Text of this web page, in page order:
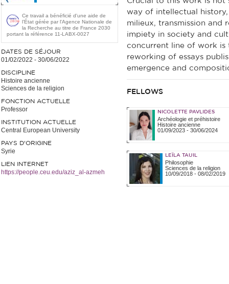
Ce travail a bénéficié d'une aide de
l’État gérée par l'Agence Nationale de
la Recherche au titre de France 2030
portant la référence 11-LABX-0027
DATES DE SÉJOUR
01/02/2022 - 30/06/2022
DISCIPLINE
Histoire ancienne
Sciences de la religion
FONCTION ACTUELLE
Professor
INSTITUTION ACTUELLE
Central European University
PAYS D'ORIGINE
Syrie
LIEN INTERNET
https://people.ceu.edu/aziz_al-azmeh
way of intellectual
milieux, transmission and
impiety in society and
concurrent line of work is
reworking of essays
emergence and
FELLOWS
NICOLETTE PAVLIDES
Archéologie et préhistoire
Histoire ancienne
01/09/2023- 30/06/2024
LEÏLA TAUIL
Philosophie
Sciences de la religion
10/09/2018- 08/02/2019